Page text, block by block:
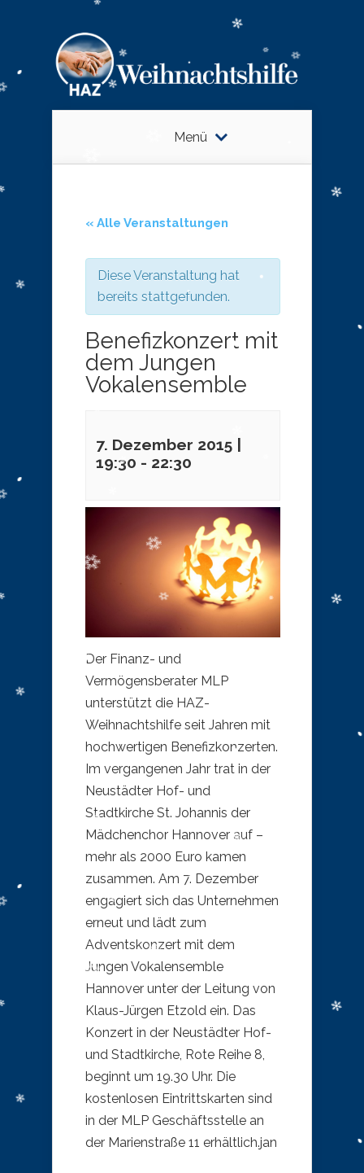
Menü
« Alle Veranstaltungen
Diese Veranstaltung hat
bereits stattgefunden.
Benefizkonzert mit
dem Jungen
Vokalensemble
7. Dezember 2015 |
19:30 - 22:30
Der Finanz- und
Vermögensberater MLP
unterstützt die HAZ-
Weihnachtshilfe seit Jahren mit
hochwertigen Benefizkonzerten.
Im vergangenen Jahr trat in der
Neustädter Hof- und
Stadtkirche St. Johannis der
Mädchenchor Hannover auf –
mehr als 2000 Euro kamen
zusammen. Am 7. Dezember
engagiert sich das Unternehmen
erneut und lädt zum
Adventskonzert mit dem
Jungen Vokalensemble
Hannover unter der Leitung von
Klaus-Jürgen Etzold ein. Das
Konzert in der Neustädter Hof-
und Stadtkirche, Rote Reihe 8,
beginnt um 19.30 Uhr. Die
kostenlosen Eintrittskarten sind
in der MLP Geschäftsstelle an
der Marienstraße 11 erhältlich.jan